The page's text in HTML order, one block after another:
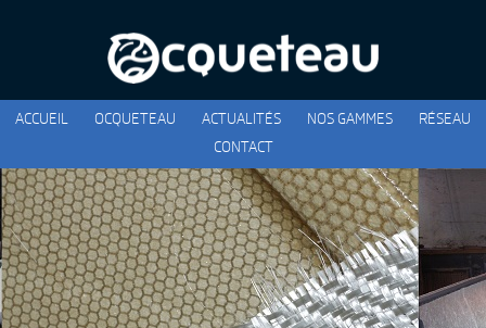
ACCUEIL OCQUETEAU ACTUALITÉS NOS GAMMES
RÉSEAU
CONTACT